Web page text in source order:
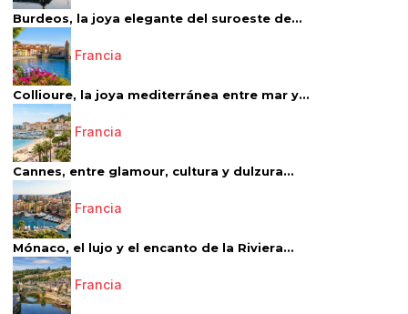
Burdeos, la joya elegante del suroeste de...
Francia
Collioure, la joya mediterránea entre mar y...
Francia
Cannes, entre glamour, cultura y dulzura...
Francia
Mónaco, el lujo y el encanto de la Riviera...
Francia